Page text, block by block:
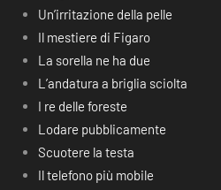
Un’irritazione della pelle
Il mestiere di Figaro
La sorella ne ha due
L’andatura a briglia sciolta
I re delle foreste
Lodare pubblicamente
Scuotere la testa
Il telefono più mobile